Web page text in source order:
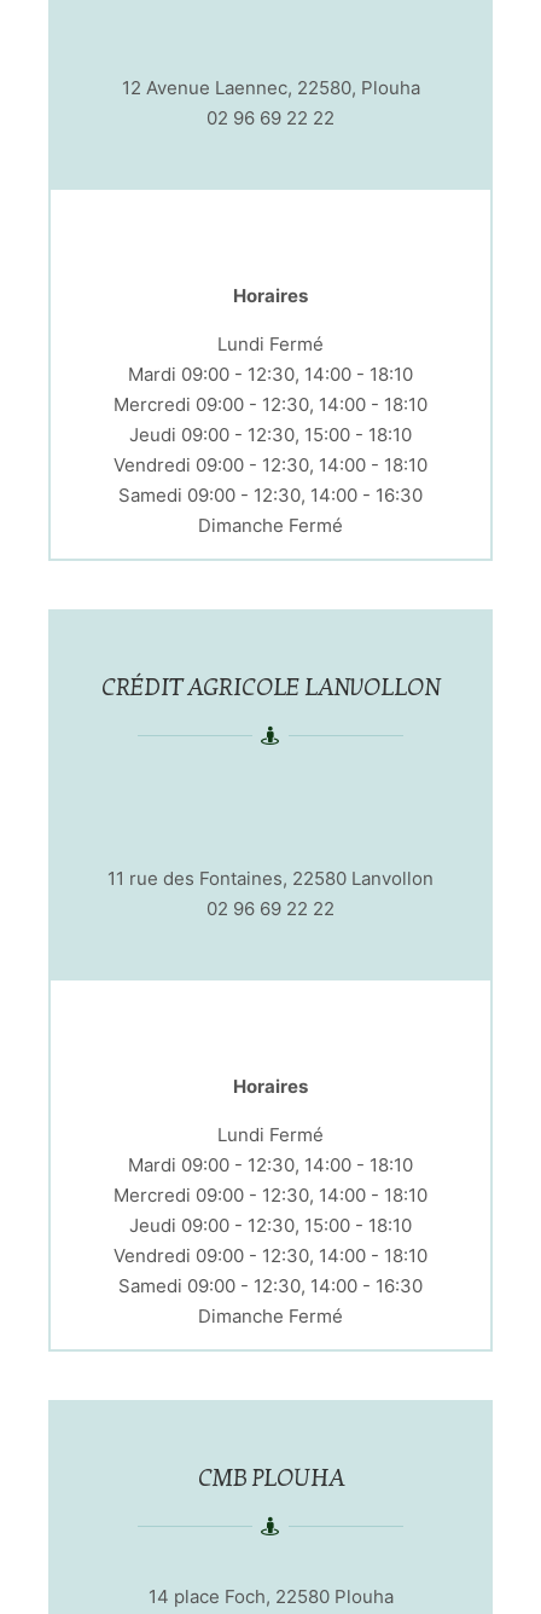
12 Avenue Laennec, 22580, Plouha
02 96 69 22 22
Horaires
Lundi Fermé
Mardi 09:00 - 12:30, 14:00 - 18:10
Mercredi 09:00 - 12:30, 14:00 - 18:10
Jeudi 09:00 - 12:30, 15:00 - 18:10
Vendredi 09:00 - 12:30, 14:00 - 18:10
Samedi 09:00 - 12:30, 14:00 - 16:30
Dimanche Fermé
CRÉDIT AGRICOLE LANVOLLON
11 rue des Fontaines, 22580 Lanvollon
02 96 69 22 22
Horaires
Lundi Fermé
Mardi 09:00 - 12:30, 14:00 - 18:10
Mercredi 09:00 - 12:30, 14:00 - 18:10
Jeudi 09:00 - 12:30, 15:00 - 18:10
Vendredi 09:00 - 12:30, 14:00 - 18:10
Samedi 09:00 - 12:30, 14:00 - 16:30
Dimanche Fermé
CMB PLOUHA
14 place Foch, 22580 Plouha